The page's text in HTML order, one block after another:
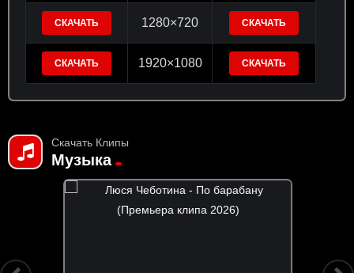
СКАЧАТЬ 1280×720 СКАЧАТЬ
СКАЧАТЬ 1920×1080 СКАЧАТЬ
Скачать Клипы
Музыка